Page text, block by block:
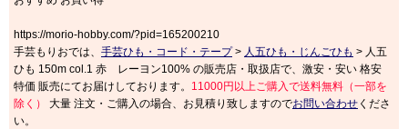
https://morio-hobby.com/?pid=165200210
手芸もりおでは、 手芸ひも・コード・テープ> 人五ひも・じんごひも > 人五
ひも 150m col.1 赤 レーヨン100% の販売店・取扱店で、激安・安い 格安
特価 販売にてお届けしております。 11000円以上ご購入で送料無料（一部を
除く）
大量 注文・ご購入の場合、お見積り致しますのでお問い合わせ くださ
い。